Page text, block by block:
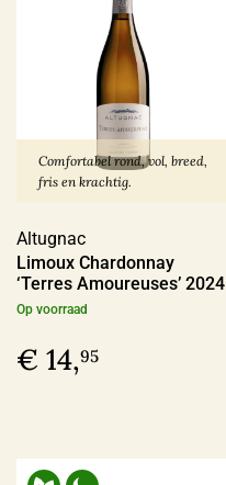
Vin Nature(68)
Sulfiet minimaal
Sulfiet middel(31)
Comfortabel rond, vol, breed,
fris en krachtig.
Altugnac
Limoux Chardonnay
‘Terres Amoureuses’ 2024
Op voorraad
€ 14,95